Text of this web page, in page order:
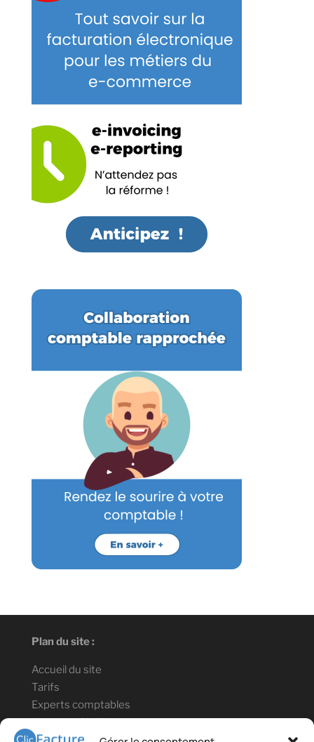
Plan du site :
Accueil du site
Tarifs
Experts comptables
Lien vers ClicBlog